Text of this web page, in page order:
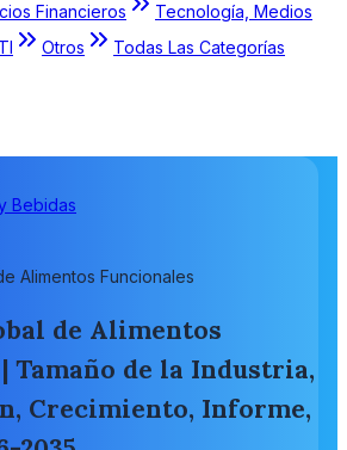
Financieros
Tecnología, Medios
Otros
Todas Las Categorías
Bebidas
Alimentos Funcionales
de Alimentos
Tamaño de la Industria,
Crecimiento, Informe,